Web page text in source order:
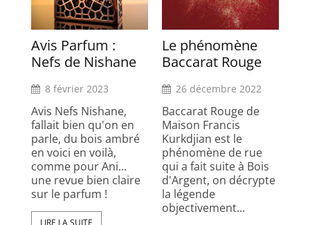
Avis Parfum :
Nefs de Nishane
8 février 2023
Avis Nefs Nishane,
fallait bien qu'on en
parle, du bois ambré
en voici en voilà,
comme pour Ani...
une revue bien claire
sur le parfum !
Le phénomène
Baccarat Rouge
26 décembre 2022
Baccarat Rouge de
Maison Francis
Kurkdjian est le
phénomène de rue
qui a fait suite à Bois
d'Argent, on décrypte
la légende
objectivement...